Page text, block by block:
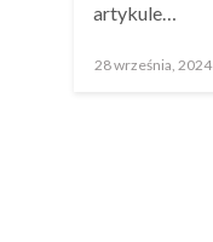
artykule…
Opublikowane
28 września, 2024